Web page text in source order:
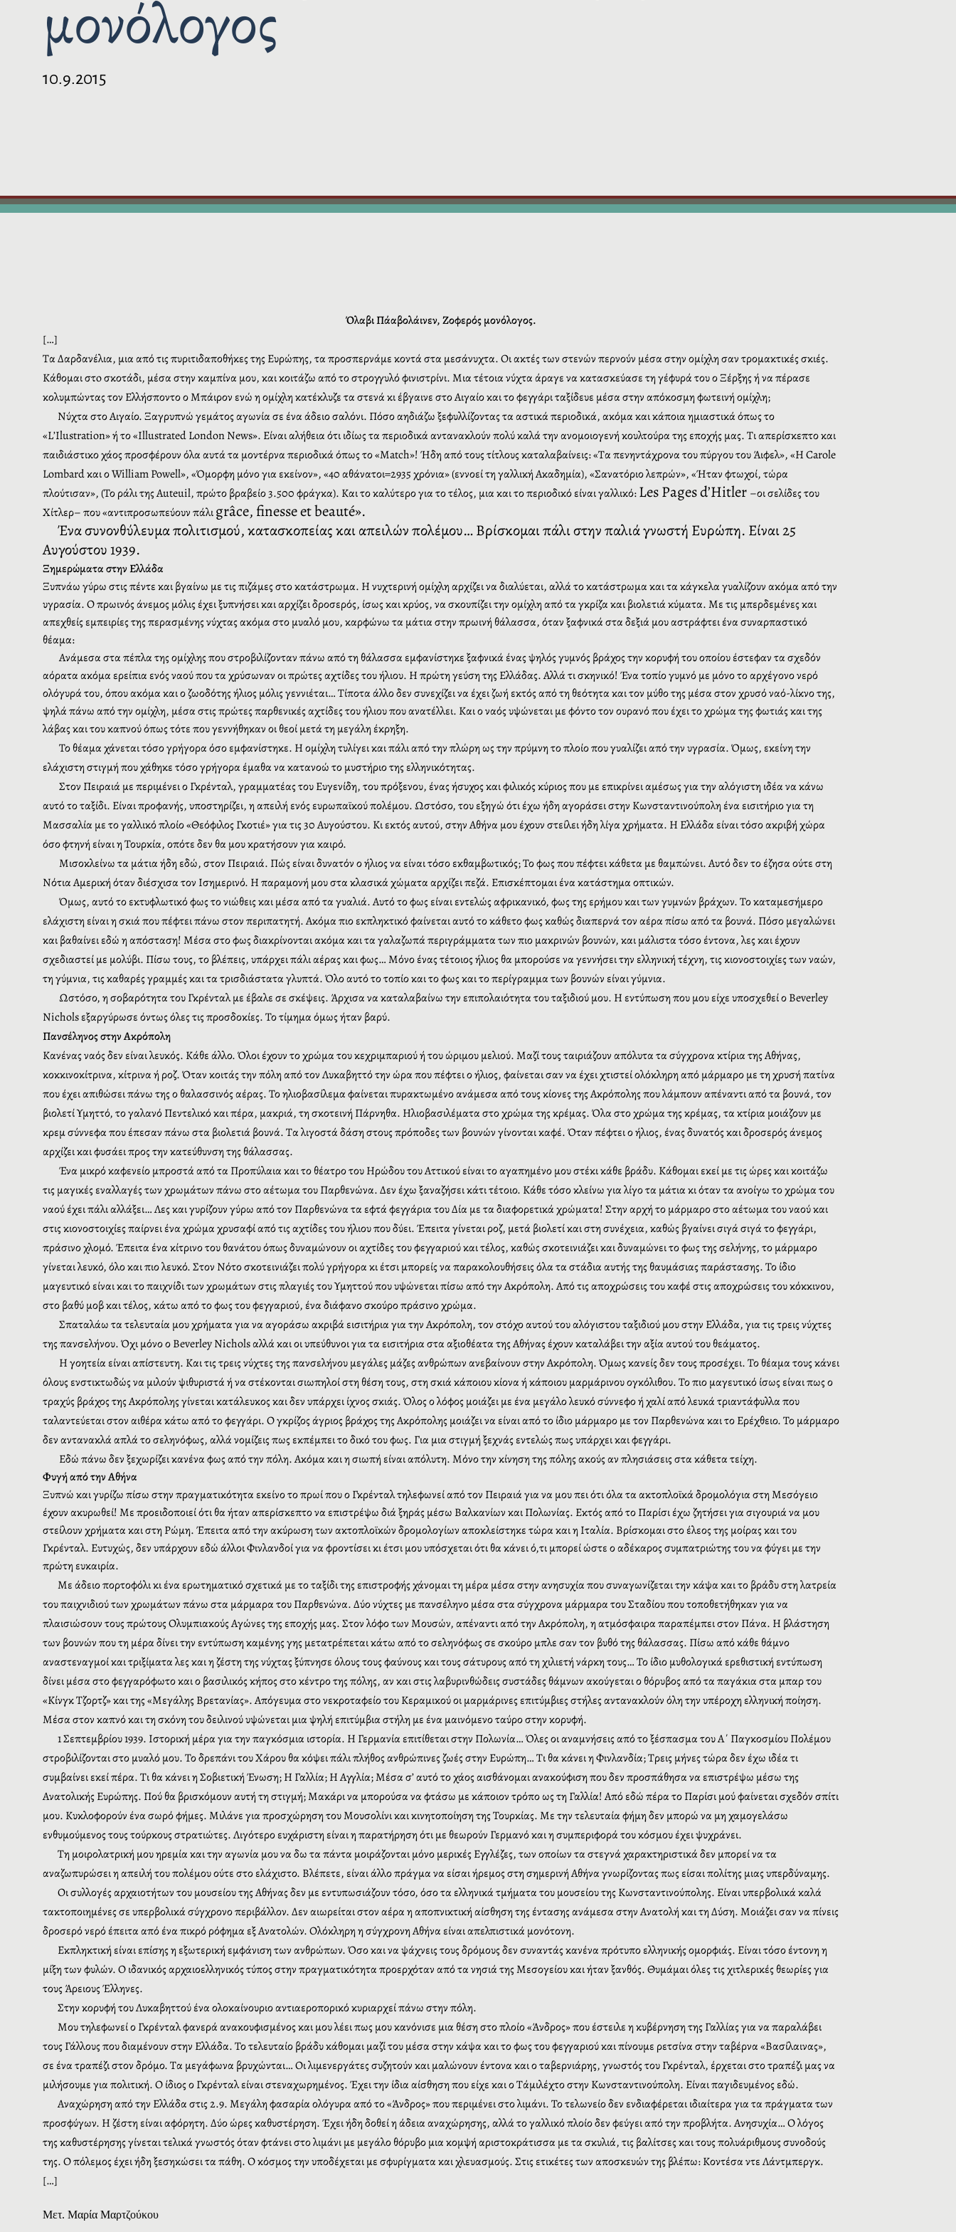
μονόλογος
10.9.2015
Όλαβι Πάαβολάινεν, Ζοφερός μονόλογος.
[…]
Τα Δαρδανέλια, μια από τις πυριτιδαποθήκες της Ευρώπης, τα προσπερνάμε κοντά στα μεσάνυχτα. Οι ακτές των στενών περνούν μέσα στην ομίχλη σαν τρομακτικές σκιές.
Κάθομαι στo σκοτάδι, μέσα στην καμπίνα μου, και κοιτάζω από το στρογγυλό φινιστρίνι. Μια τέτοια νύχτα άραγε να κατασκεύασε τη γέφυρά του ο Ξέρξης ή να πέρασε
κολυμπώντας τον Ελλήσποντο ο Μπάιρον ενώ η ομίχλη κατέκλυζε τα στενά κι έβγαινε στο Αιγαίο και το φεγγάρι ταξίδευε μέσα στην απόκοσμη φωτεινή ομίχλη;
Νύχτα στο Αιγαίο. Ξαγρυπνώ γεμάτος αγωνία σε ένα άδειο σαλόνι. Πόσο αηδιάζω ξεφυλλίζοντας τα αστικά περιοδικά, ακόμα και κάποια ημιαστικά όπως το
«L’Ilustration» ή το «IllustratedLondonNews». Είναι αλήθεια ότι ιδίως τα περιοδικά αντανακλούν πολύ καλά την ανομοιογενή κουλτούρα της εποχής μας. Τι απερίσκεπτο και
παιδιάστικο χάος προσφέρουν όλα αυτά τα μοντέρνα περιοδικά όπως το «Match»! Ήδη από τους τίτλους καταλαβαίνεις: «Τα πενηντάχρονα του πύργου του Άιφελ», «ΗCarole
Lombardκαι οWilliamPowell», «Όμορφη μόνο για εκείνον», «40 αθάνατοι=2935 χρόνια» (εννοεί τη γαλλική Ακαδημία), «Σανατόριο λεπρών», «Ήταν φτωχοί, τώρα
πλούτισαν», (Το ράλι τηςAuteuil, πρώτο βραβείο 3.500 φράγκα). Και το καλύτερο για το τέλος, μια και το περιοδικό είναι γαλλικό:LesPagesd’Hitler –οι σελίδες του
Χίτλερ– που «αντιπροσωπεύουν πάλιgrâce, finesseetbeauté».
Ένασυνονθύλευμαπολιτισμού, κατασκοπείας και απειλών πολέμου… Βρίσκομαι πάλι στην παλιά γνωστή Ευρώπη. Είναι 25
Αυγούστου 1939.
Ξημερώματα στην Ελλάδα
Ξυπνάω γύρω στις πέντε και βγαίνω με τις πιζάμες στο κατάστρωμα. Η νυχτερινή ομίχλη αρχίζει να διαλύεται, αλλά το κατάστρωμα και τα κάγκελα γυαλίζουν ακόμα από την
υγρασία. Ο πρωινός άνεμος μόλις έχει ξυπνήσει και αρχίζει δροσερός, ίσως και κρύος, να σκουπίζει την ομίχλη από τα γκρίζα και βιολετιά κύματα. Με τις μπερδεμένες και
απεχθείς εμπειρίες της περασμένης νύχτας ακόμα στο μυαλό μου, καρφώνω τα μάτια στην πρωινή θάλασσα, όταν ξαφνικά στα δεξιά μου αστράφτει ένα συναρπαστικό
θέαμα:
Ανάμεσα στα πέπλα της ομίχλης που στροβιλίζονταν πάνω από τη θάλασσα εμφανίστηκε ξαφνικά ένας ψηλός γυμνός βράχος την κορυφή του οποίου έστεφαν τα σχεδόν
αόρατα ακόμα ερείπια ενός ναού που τα χρύσωναν οι πρώτες αχτίδες του ήλιου. Η πρώτη γεύση της Ελλάδας. Αλλά τι σκηνικό! Ένα τοπίο γυμνό με μόνο το αρχέγονο νερό
ολόγυρά του, όπου ακόμα και ο ζωοδότης ήλιος μόλις γεννιέται… Τίποτα άλλο δεν συνεχίζει να έχει ζωή εκτός από τη θεότητα και τον μύθο της μέσα στον χρυσό ναό-λίκνο της,
ψηλά πάνω από την ομίχλη, μέσα στις πρώτες παρθενικές αχτίδες του ήλιου που ανατέλλει. Και ο ναός υψώνεται με φόντο τον ουρανό που έχει το χρώμα της φωτιάς και της
λάβας και του καπνούόπως τότε που γεννήθηκαν οι θεοίμετά τη μεγάλη έκρηξη.
Το θέαμα χάνεται τόσο γρήγορα όσο εμφανίστηκε. Η ομίχλη τυλίγει και πάλι από την πλώρη ως την πρύμνη το πλοίοπου γυαλίζει από την υγρασία. Όμως, εκείνη την
ελάχιστη στιγμήπου χάθηκε τόσο γρήγοραέμαθα να κατανοώ το μυστήριο της ελληνικότητας.
Στον Πειραιά με περιμένει ο Γκρένταλ, γραμματέας του Ευγενίδη, του πρόξενου, ένας ήσυχος και φιλικός κύριος που με επικρίνει αμέσως για την αλόγιστη ιδέα να κάνω
αυτό το ταξίδι. Είναι προφανής, υποστηρίζει, η απειλή ενός ευρωπαϊκού πολέμου. Ωστόσο, του εξηγώ ότι έχω ήδη αγοράσει στην Κωνσταντινούπολη ένα εισιτήριο για τη
Μασσαλία με το γαλλικό πλοίο «Θεόφιλος Γκοτιέ» για τις 30 Αυγούστου. Κι εκτός αυτού, στην Αθήνα μου έχουν στείλει ήδη λίγα χρήματα. Η Ελλάδα είναι τόσο ακριβή χώρα
όσο φτηνή είναι η Τουρκία, οπότε δεν θα μου κρατήσουν για καιρό.
Μισοκλείνω τα μάτια ήδη εδώ, στον Πειραιά. Πώς είναι δυνατόν ο ήλιος να είναι τόσο εκθαμβωτικός; Το φως που πέφτει κάθετα με θαμπώνει. Αυτό δεν το έζησα ούτε στη
Νότια Αμερική όταν διέσχισα τον Ισημερινό. Η παραμονή μου στα κλασικά χώματα αρχίζει πεζά. Επισκέπτομαι ένα κατάστημα οπτικών.
Όμως, αυτό το εκτυφλωτικό φως το νιώθεις και μέσα από τα γυαλιά. Αυτό το φως είναι εντελώς αφρικανικό, φως της ερήμου και των γυμνών βράχων. Το καταμεσήμερο
ελάχιστη είναι η σκιά που πέφτει πάνω στον περιπατητή. Ακόμα πιο εκπληκτικό φαίνεται αυτό το κάθετο φως καθώς διαπερνά τον αέρα πίσω από τα βουνά. Πόσο μεγαλώνει
και βαθαίνει εδώ η απόσταση! Μέσα στο φως διακρίνονται ακόμα και τα γαλαζωπά περιγράμματα των πιο μακρινών βουνών, και μάλιστα τόσο έντονα, λες και έχουν
σχεδιαστεί με μολύβι. Πίσω τους, το βλέπεις, υπάρχει πάλι αέρας και φως… Μόνο ένας τέτοιος ήλιος θα μπορούσε να γεννήσει την ελληνική τέχνη, τις κιονοστοιχίες των ναών,
τη γύμνια, τις καθαρές γραμμές και τα τρισδιάστατα γλυπτά. Όλο αυτό το τοπίο και το φως και το περίγραμμα των βουνών είναι γύμνια.
Ωστόσο, η σοβαρότητα του Γκρένταλμε έβαλε σε σκέψεις. Άρχισα να καταλαβαίνω την επιπολαιότητα του ταξιδιού μου. Η εντύπωση που μου είχε υποσχεθεί ο Beverley
Nicholsεξαργύρωσε όντως όλες τις προσδοκίες. Το τίμημα όμως ήταν βαρύ.
Πανσέληνος στην Ακρόπολη
Κανένας ναός δεν είναι λευκός. Κάθε άλλο. Όλοι έχουν το χρώμα του κεχριμπαριού ή του ώριμου μελιού. Μαζί τους ταιριάζουν απόλυτα τα σύγχρονα κτίρια της Αθήνας,
κοκκινοκίτρινα, κίτρινα ή ροζ. Όταν κοιτάς την πόλη από τον Λυκαβηττό την ώρα που πέφτει ο ήλιος, φαίνεται σαν να έχει χτιστεί ολόκληρη από μάρμαρο με τη χρυσή πατίνα
που έχει απιθώσει πάνω της ο θαλασσινός αέρας. Το ηλιοβασίλεμα φαίνεται πυρακτωμένο ανάμεσα από τους κίονες της Ακρόπολης που λάμπουν απέναντι από τα βουνά, τον
βιολετί Υμηττό, το γαλανό Πεντελικό και πέρα, μακριά, τη σκοτεινή Πάρνηθα. Ηλιοβασιλέματα στο χρώμα της κρέμας. Όλα στο χρώμα της κρέμας, τα κτίρια μοιάζουν με
κρεμ σύννεφα που έπεσαν πάνω στα βιολετιά βουνά. Τα λιγοστά δάση στους πρόποδες των βουνών γίνονται καφέ. Όταν πέφτει ο ήλιος, ένας δυνατός και δροσερός άνεμος
αρχίζει και φυσάει προς την κατεύθυνση της θάλασσας.
Ένα μικρό καφενείο μπροστά από τα Προπύλαια και το θέατρο του Ηρώδου του Αττικού είναι το αγαπημένο μου στέκι κάθε βράδυ. Κάθομαι εκεί με τις ώρες και κοιτάζω
τις μαγικές εναλλαγές των χρωμάτων πάνω στο αέτωμα του Παρθενώνα. Δεν έχω ξαναζήσει κάτι τέτοιο. Κάθε τόσο κλείνω για λίγο τα μάτια κι όταν τα ανοίγω το χρώμα του
ναού έχει πάλι αλλάξει… Λες και γυρίζουν γύρω από τον Παρθενώνα τα εφτά φεγγάρια του Δία με τα διαφορετικά χρώματα! Στην αρχή το μάρμαρο στο αέτωμα του ναού και
στις κιονοστοιχίες παίρνει ένα χρώμα χρυσαφί από τις αχτίδες του ήλιου που δύει. Έπειτα γίνεται ροζ, μετά βιολετί και στη συνέχεια, καθώς βγαίνει σιγά σιγά το φεγγάρι,
πράσινο χλομό. Έπειτα ένα κίτρινο του θανάτου όπως δυναμώνουν οι αχτίδες του φεγγαριού και τέλος, καθώς σκοτεινιάζει και δυναμώνει το φως της σελήνης, το μάρμαρο
γίνεται λευκό, όλο και πιο λευκό. Στον Νότο σκοτεινιάζει πολύ γρήγορα κι έτσι μπορείς να παρακολουθήσεις όλα τα στάδια αυτής της θαυμάσιας παράστασης. Το ίδιο
μαγευτικό είναι και το παιχνίδι των χρωμάτων στις πλαγιές του Υμηττού που υψώνεται πίσω από την Ακρόπολη. Από τις αποχρώσεις του καφέ στις αποχρώσεις του κόκκινου,
στο βαθύ μοβ και τέλος, κάτω από το φως του φεγγαριού, ένα διάφανο σκούρο πράσινο χρώμα.
Σπαταλάω τα τελευταία μου χρήματα για να αγοράσω ακριβά εισιτήρια για την Ακρόπολη, τον στόχο αυτού του αλόγιστου ταξιδιού μου στην Ελλάδα, για τις τρεις νύχτες
της πανσελήνου. Όχι μόνο οBeverleyNicholsαλλά και οι υπεύθυνοι για τα εισιτήρια στα αξιοθέατα της Αθήνας έχουν καταλάβει την αξία αυτού του θεάματος.
Η γοητεία είναι απίστευτη. Και τις τρεις νύχτες της πανσελήνου μεγάλες μάζες ανθρώπων ανεβαίνουν στην Ακρόπολη. Όμως κανείς δεν τους προσέχει. Το θέαμα τους κάνει
όλους ενστικτωδώς να μιλούν ψιθυριστά ή να στέκονται σιωπηλοί στη θέση τους, στη σκιά κάποιου κίονα ή κάποιου μαρμάρινου ογκόλιθου. Το πιο μαγευτικό ίσως είναι πως ο
τραχύς βράχος της Ακρόπολης γίνεται κατάλευκος και δεν υπάρχει ίχνος σκιάς. Όλος ο λόφος μοιάζει με ένα μεγάλο λευκό σύννεφο ή χαλί από λευκά τριαντάφυλλα που
ταλαντεύεται στον αιθέρα κάτω από το φεγγάρι. Ο γκρίζος άγριος βράχος της Ακρόπολης μοιάζει να είναι από το ίδιο μάρμαρο με τον Παρθενώνα και το Ερέχθειο. Το μάρμαρο
δεν αντανακλά απλά το σεληνόφως, αλλά νομίζεις πως εκπέμπει το δικό του φως. Για μια στιγμή ξεχνάς εντελώς πως υπάρχει και φεγγάρι.
Εδώ πάνω δεν ξεχωρίζει κανένα φως από την πόλη. Ακόμα και η σιωπή είναι απόλυτη. Μόνο την κίνηση της πόλης ακούς αν πλησιάσεις στα κάθετα τείχη.
Φυγή από την Αθήνα
Ξυπνώ και γυρίζω πίσω στην πραγματικότητα εκείνο το πρωί που ο Γκρένταλ τηλεφωνεί από τον Πειραιά για να μου πει ότι όλα τα ακτοπλοϊκά δρομολόγια στη Μεσόγειο
έχουν ακυρωθεί! Με προειδοποιεί ότι θα ήταν απερίσκεπτο να επιστρέψω διά ξηράς μέσω Βαλκανίων και Πολωνίας. Εκτός από το Παρίσι έχω ζητήσει για σιγουριά να μου
στείλουν χρήματα και στη Ρώμη. Έπειτα από την ακύρωση των ακτοπλοϊκών δρομολογίων αποκλείστηκε τώρα και η Ιταλία. Βρίσκομαι στο έλεος της μοίρας και του
Γκρένταλ. Ευτυχώς, δεν υπάρχουν εδώ άλλοι Φινλανδοί για να φροντίσει κι έτσι μου υπόσχεται ότι θα κάνει ό,τι μπορεί ώστε ο αδέκαρος συμπατριώτης του να φύγει με την
πρώτη ευκαιρία.
Με άδειο πορτοφόλι κι ένα ερωτηματικό σχετικά με το ταξίδι της επιστροφής χάνομαι τη μέρα μέσα στην ανησυχία που συναγωνίζεται την κάψα και το βράδυ στη λατρεία
του παιχνιδιού των χρωμάτων πάνω στα μάρμαρα του Παρθενώνα. Δύο νύχτες με πανσέληνο μέσα στα σύγχρονα μάρμαρα του Σταδίου που τοποθετήθηκαν για να
πλαισιώσουν τους πρώτους Ολυμπιακούς Αγώνες της εποχής μας. Στον λόφο των Μουσών, απέναντι από την Ακρόπολη, η ατμόσφαιρα παραπέμπει στον Πάνα. Η βλάστηση
των βουνών που τη μέρα δίνει την εντύπωση καμένης γης μετατρέπεται κάτω από το σεληνόφως σε σκούρο μπλε σαν τον βυθό της θάλασσας. Πίσω από κάθε θάμνο
αναστεναγμοί και τριξίματα λες και η ζέστη της νύχτας ξύπνησε όλους τους φαύνους και τους σάτυρους από τη χιλιετή νάρκη τους… Το ίδιο μυθολογικά ερεθιστική εντύπωση
δίνει μέσα στο φεγγαρόφωτο και ο βασιλικός κήπος στο κέντρο της πόλης, αν και στις λαβυρινθώδεις συστάδες θάμνων ακούγεται ο θόρυβος από τα παγάκια στα μπαρ του
«Κίνγκ Τζορτζ» και της «Μεγάλης Βρετανίας». Απόγευμα στο νεκροταφείο του Κεραμικού οι μαρμάρινες επιτύμβιες στήλες αντανακλούν όλη την υπέροχη ελληνική ποίηση.
Μέσα στον καπνό και τη σκόνη του δειλινού υψώνεται μια ψηλή επιτύμβια στήλη με ένα μαινόμενο ταύρο στην κορυφή.
1 Σεπτεμβρίου 1939. Ιστορική μέρα για την παγκόσμια ιστορία. Η Γερμανία επιτίθεται στην Πολωνία… Όλες οι αναμνήσεις από το ξέσπασμα του Α΄ Παγκοσμίου Πολέμου
στροβιλίζονται στο μυαλό μου. Το δρεπάνι του Χάρου θα κόψει πάλι πλήθος ανθρώπινες ζωές στην Ευρώπη… Τι θα κάνει η Φινλανδία; Τρεις μήνες τώρα δεν έχω ιδέα τι
συμβαίνει εκεί πέρα. Τι θα κάνει η Σοβιετική Ένωση; Η Γαλλία; Η Αγγλία; Μέσα σ’ αυτό το χάος αισθάνομαι ανακούφιση που δεν προσπάθησα να επιστρέψω μέσω της
Ανατολικής Ευρώπης. Πού θα βρισκόμουν αυτή τη στιγμή; Μακάρι να μπορούσα να φτάσω με κάποιον τρόπο ως τη Γαλλία! Από εδώ πέρα το Παρίσι μού φαίνεται σχεδόν σπίτι
μου. Κυκλοφορούν ένα σωρό φήμες. Μιλάνε για προσχώρηση του Μουσολίνι και κινητοποίηση της Τουρκίας. Με την τελευταία φήμη δεν μπορώ να μη χαμογελάσω
ενθυμούμενος τους τούρκους στρατιώτες. Λιγότερο ευχάριστη είναι η παρατήρηση ότι με θεωρούν Γερμανό και η συμπεριφορά του κόσμου έχει ψυχράνει.
Τη μοιρολατρική μου ηρεμία και την αγωνία μου να δω τα πάντα μοιράζονται μόνο μερικές Εγγλέζες, των οποίων τα στεγνά χαρακτηριστικά δεν μπορεί να τα
αναζωπυρώσει η απειλή του πολέμου ούτε στο ελάχιστο. Βλέπετε, είναι άλλο πράγμα να είσαι ήρεμος στη σημερινή Αθήνα γνωρίζοντας πως είσαι πολίτης μιας υπερδύναμης.
Οι συλλογές αρχαιοτήτων του μουσείου της Αθήνας δεν με εντυπωσιάζουν τόσο, όσο τα ελληνικά τμήματα του μουσείου της Κωνσταντινούπολης. Είναι υπερβολικά καλά
τακτοποιημένες σε υπερβολικά σύγχρονο περιβάλλον. Δεν αιωρείται στον αέρα η αποπνικτική αίσθηση της έντασης ανάμεσα στην Ανατολή και τη Δύση. Μοιάζει σαν να πίνεις
δροσερό νερό έπειτα από ένα πικρό ρόφημα εξ Ανατολών. Ολόκληρη η σύγχρονη Αθήνα είναι απελπιστικά μονότονη.
Εκπληκτική είναι επίσης η εξωτερική εμφάνιση των ανθρώπων. Όσο και να ψάχνεις τους δρόμους δεν συναντάς κανένα πρότυπο ελληνικής ομορφιάς. Είναι τόσο έντονη η
μίξη των φυλών. Ο ιδανικός αρχαιοελληνικός τύπος στην πραγματικότητα προερχόταν από τα νησιά της Μεσογείου και ήταν ξανθός. Θυμάμαι όλες τις χιτλερικές θεωρίες για
τους Άρειους Έλληνες.
Στην κορυφή του Λυκαβηττού ένα ολοκαίνουριο αντιαεροπορικό κυριαρχεί πάνω στην πόλη.
Μου τηλεφωνεί ο Γκρένταλ φανερά ανακουφισμένος και μου λέει πως μου κανόνισε μια θέση στο πλοίο «Άνδρος» που έστειλε η κυβέρνηση της Γαλλίας για να παραλάβει
τους Γάλλους που διαμένουν στην Ελλάδα. Το τελευταίο βράδυ κάθομαι μαζί του μέσα στην κάψα και το φως του φεγγαριού και πίνουμε ρετσίνα στην ταβέρνα «Βασίλαινας»,
σε ένα τραπέζι στον δρόμο. Τα μεγάφωνα βρυχώνται… Οι λιμενεργάτες συζητούν και μαλώνουν έντονα και ο ταβερνιάρης, γνωστός του Γκρένταλ, έρχεται στο τραπέζι μας να
μιλήσουμε για πολιτική. Ο ίδιος ο Γκρένταλ είναι στεναχωρημένος. Έχει την ίδια αίσθηση που είχε και ο Τάμιλέχτο στην Κωνσταντινούπολη. Είναι παγιδευμένος εδώ.
Αναχώρηση από την Ελλάδα στις 2.9. Μεγάλη φασαρία ολόγυρα από το «Άνδρος» που περιμένει στο λιμάνι. Το τελωνείο δεν ενδιαφέρεται ιδιαίτερα για τα πράγματα των
προσφύγων. Η ζέστη είναι αφόρητη. Δύο ώρες καθυστέρηση. Έχει ήδη δοθεί η άδεια αναχώρησης, αλλά το γαλλικό πλοίο δεν φεύγει από την προβλήτα. Ανησυχία… Ο λόγος
της καθυστέρησης γίνεται τελικά γνωστός όταν φτάνει στο λιμάνι με μεγάλο θόρυβο μια κομψή αριστοκράτισσα με τα σκυλιά, τις βαλίτσες και τους πολυάριθμους συνοδούς
της. Ο πόλεμος έχει ήδη ξεσηκώσει τα πάθη. Ο κόσμος την υποδέχεται με σφυρίγματα και χλευασμούς. Στις ετικέτες των αποσκευών της βλέπω: Κοντέσα ντε Λάντμπεργκ.
[…]
Μετ. Μαρία Μαρτζούκου